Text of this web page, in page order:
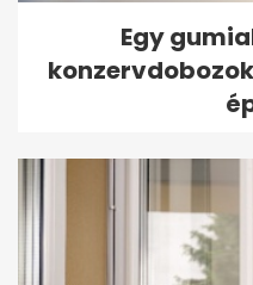
Egy